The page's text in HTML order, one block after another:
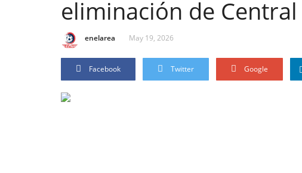
eliminación de
enelarea May 19, 2026
Facebook Twitter Google